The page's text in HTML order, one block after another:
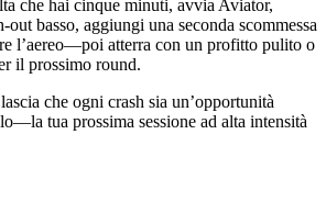
che hai cinque minuti, avvia Aviator,
basso, aggiungi una seconda scommessa
l’aereo—poi atterra con un profitto pulito o
il prossimo round.
che ogni crash sia un’opportunità
tua prossima sessione ad alta intensità